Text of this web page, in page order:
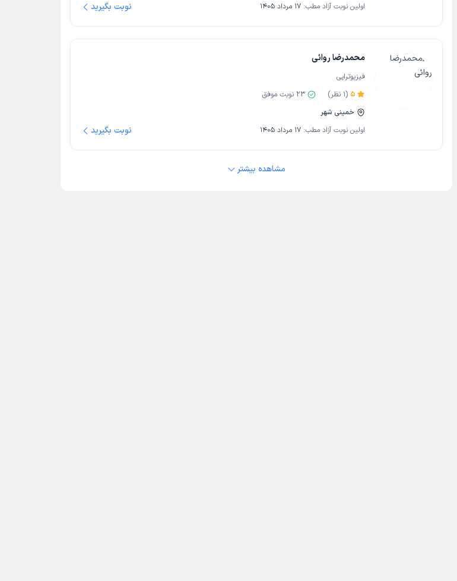
اولین نوبت آزاد مطب: 17 مرداد 1405 نوبت بگیرید
محمدرضا روائی
فیزیوتراپی
5
(
1 نظر) 23 نوبت موفق
خمینی شهر
اولین نوبت آزاد مطب: 17 مرداد 1405 نوبت بگیرید
مشاهده بیشتر